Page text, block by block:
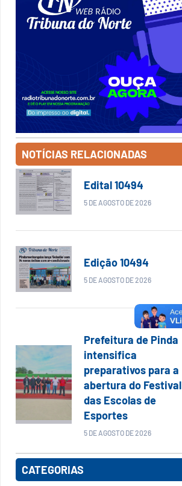
NOTÍCIAS RELACIONADAS
Edital 10494
5 DE AGOSTO DE 2026
Edição 10494
5 DE AGOSTO DE 2026
Prefeitura de Pinda
intensifica
preparativos para a
abertura do Festival
das Escolas de
Esportes
5 DE AGOSTO DE 2026
CATEGORIAS